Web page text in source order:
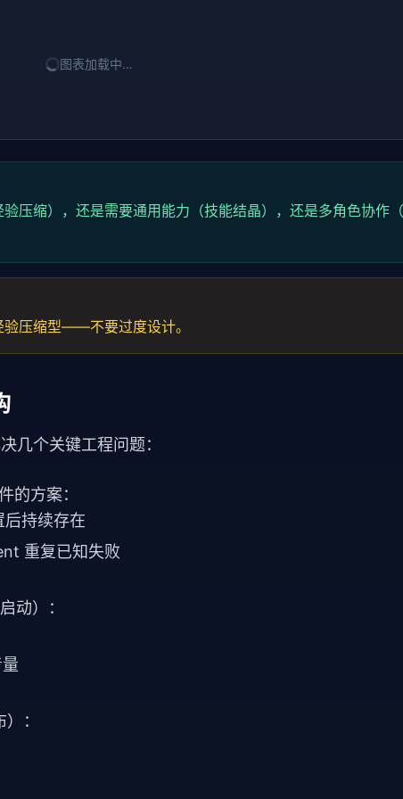
图表加载中…
压缩），还是需要通用能力（技能结晶），还是多角色协作
压缩型——不要过度设计。
几个关键工程问题：
的方案：
持续存在
重复已知失败
动）：
：